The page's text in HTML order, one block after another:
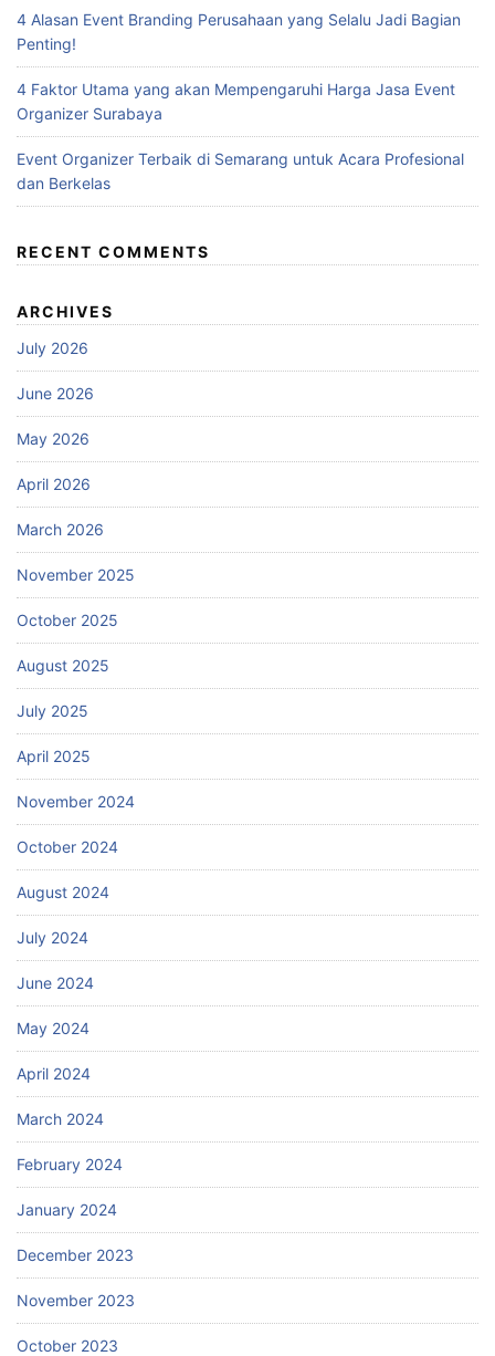
4 Alasan Event Branding Perusahaan yang Selalu Jadi Bagian
Penting!
4 Faktor Utama yang akan Mempengaruhi Harga Jasa Event
Organizer Surabaya
Event Organizer Terbaik di Semarang untuk Acara Profesional
dan Berkelas
RECENT COMMENTS
ARCHIVES
July 2026
June 2026
May 2026
April 2026
March 2026
November 2025
October 2025
August 2025
July 2025
April 2025
November 2024
October 2024
August 2024
July 2024
June 2024
May 2024
April 2024
March 2024
February 2024
January 2024
December 2023
November 2023
October 2023